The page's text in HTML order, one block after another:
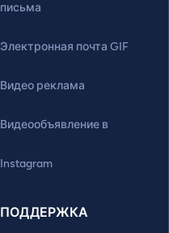
письма
Электронная почта GIF
Видео реклама
Видеообъявление в
Instagram
ПОДДЕРЖКА